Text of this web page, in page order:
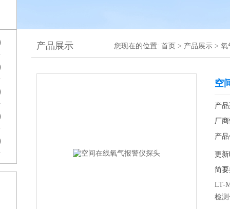
产品展示 您现在的位置: 首页 > 产品展示 > 氧
空
产
厂
产品
更
简要
LT-
检